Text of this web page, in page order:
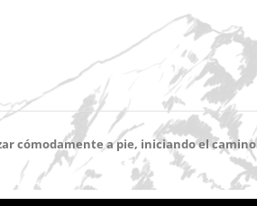
cómodamente a pie, iniciando el camino